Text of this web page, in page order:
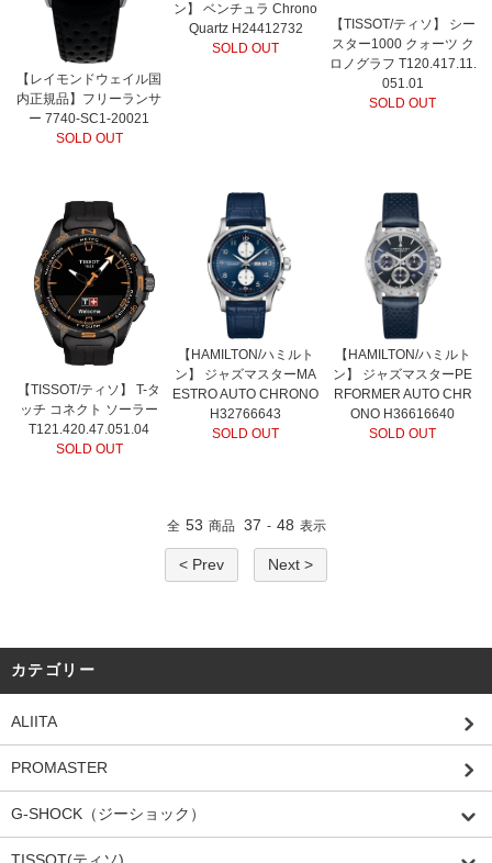
【レイモンドウェイル国
内正規品】フリーランサ
ー 7740-SC1-20021
SOLD OUT
ン】 ベンチュラ Chrono
Quartz H24412732
SOLD OUT
【TISSOT/ティソ】 シー
スター1000 クォーツ ク
ロノグラフ T120.417.11.
051.01
SOLD OUT
【TISSOT/ティソ】 T-タ
ッチ コネクト ソーラー
T121.420.47.051.04
SOLD OUT
【HAMILTON/ハミルト
ン】 ジャズマスターMA
ESTRO AUTO CHRONO
H32766643
SOLD OUT
【HAMILTON/ハミルト
ン】 ジャズマスターPE
RFORMER AUTO CHR
ONO H36616640
SOLD OUT
全 53 商品 37 - 48 表示
< Prev Next >
カテゴリー
ALIITA
PROMASTER
G-SHOCK（ジーショック）